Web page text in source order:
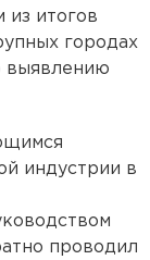
итогов
городах
выявлению
индустрии в
проводил